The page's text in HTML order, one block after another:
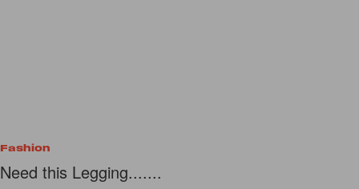
Fashion
Need this Legging.......